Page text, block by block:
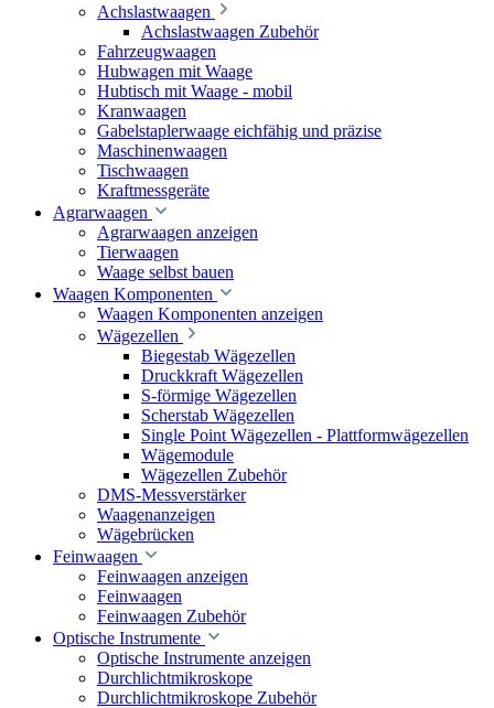
Achslastwaagen
Achslastwaagen Zubehör
Fahrzeugwaagen
Hubwagen mit Waage
Hubtisch mit Waage - mobil
Kranwaagen
Gabelstaplerwaage eichfähig und präzise
Maschinenwaagen
Tischwaagen
Kraftmessgeräte
Agrarwaagen
Agrarwaagen anzeigen
Tierwaagen
Waage selbst bauen
Waagen Komponenten
Waagen Komponenten anzeigen
Wägezellen
Biegestab Wägezellen
Druckkraft Wägezellen
S-förmige Wägezellen
Scherstab Wägezellen
Single Point Wägezellen - Plattformwägezellen
Wägemodule
Wägezellen Zubehör
DMS-Messverstärker
Waagenanzeigen
Wägebrücken
Feinwaagen
Feinwaagen anzeigen
Feinwaagen
Feinwaagen Zubehör
Optische Instrumente
Optische Instrumente anzeigen
Durchlichtmikroskope
Durchlichtmikroskope Zubehör